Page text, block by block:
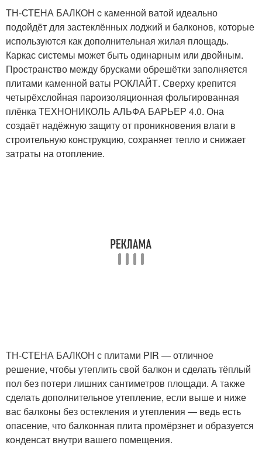
ТН-СТЕНА БАЛКОН c каменной ватой идеально
подойдёт для застеклённых лоджий и балконов, которые
используются как дополнительная жилая площадь.
Каркас системы может быть одинарным или двойным.
Пространство между брусками обрешётки заполняется
плитами каменной ваты РОКЛАЙТ. Сверху крепится
четырёхслойная пароизоляционная фольгированная
плёнка ТЕХНОНИКОЛЬ АЛЬФА БАРЬЕР 4.0. Она
создаёт надёжную защиту от проникновения влаги в
строительную конструкцию, сохраняет тепло и снижает
затраты на отопление.
ТН-СТЕНА БАЛКОН с плитами PIR — отличное
решение, чтобы утеплить свой балкон и сделать тёплый
пол без потери лишних сантиметров площади. А также
сделать дополнительное утепление, если выше и ниже
вас балконы без остекления и утепления — ведь есть
опасение, что балконная плита промёрзнет и образуется
конденсат внутри вашего помещения.